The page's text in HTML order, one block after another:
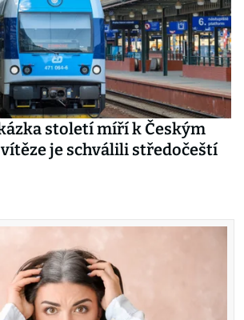
století míří k Českým
je schválili středočeští